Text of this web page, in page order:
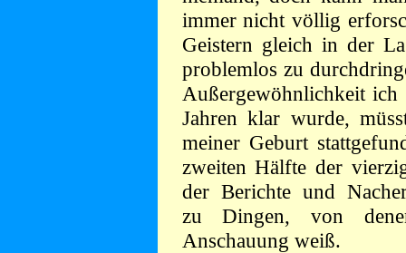
immer nicht völlig
Geistern gleich in der
problemlos zu
Außergewöhnlichkeit
Jahren klar wurde,
meiner Geburt
zweiten Hälfte der
der Berichte und
zu Dingen, von
Anschauung weiß.